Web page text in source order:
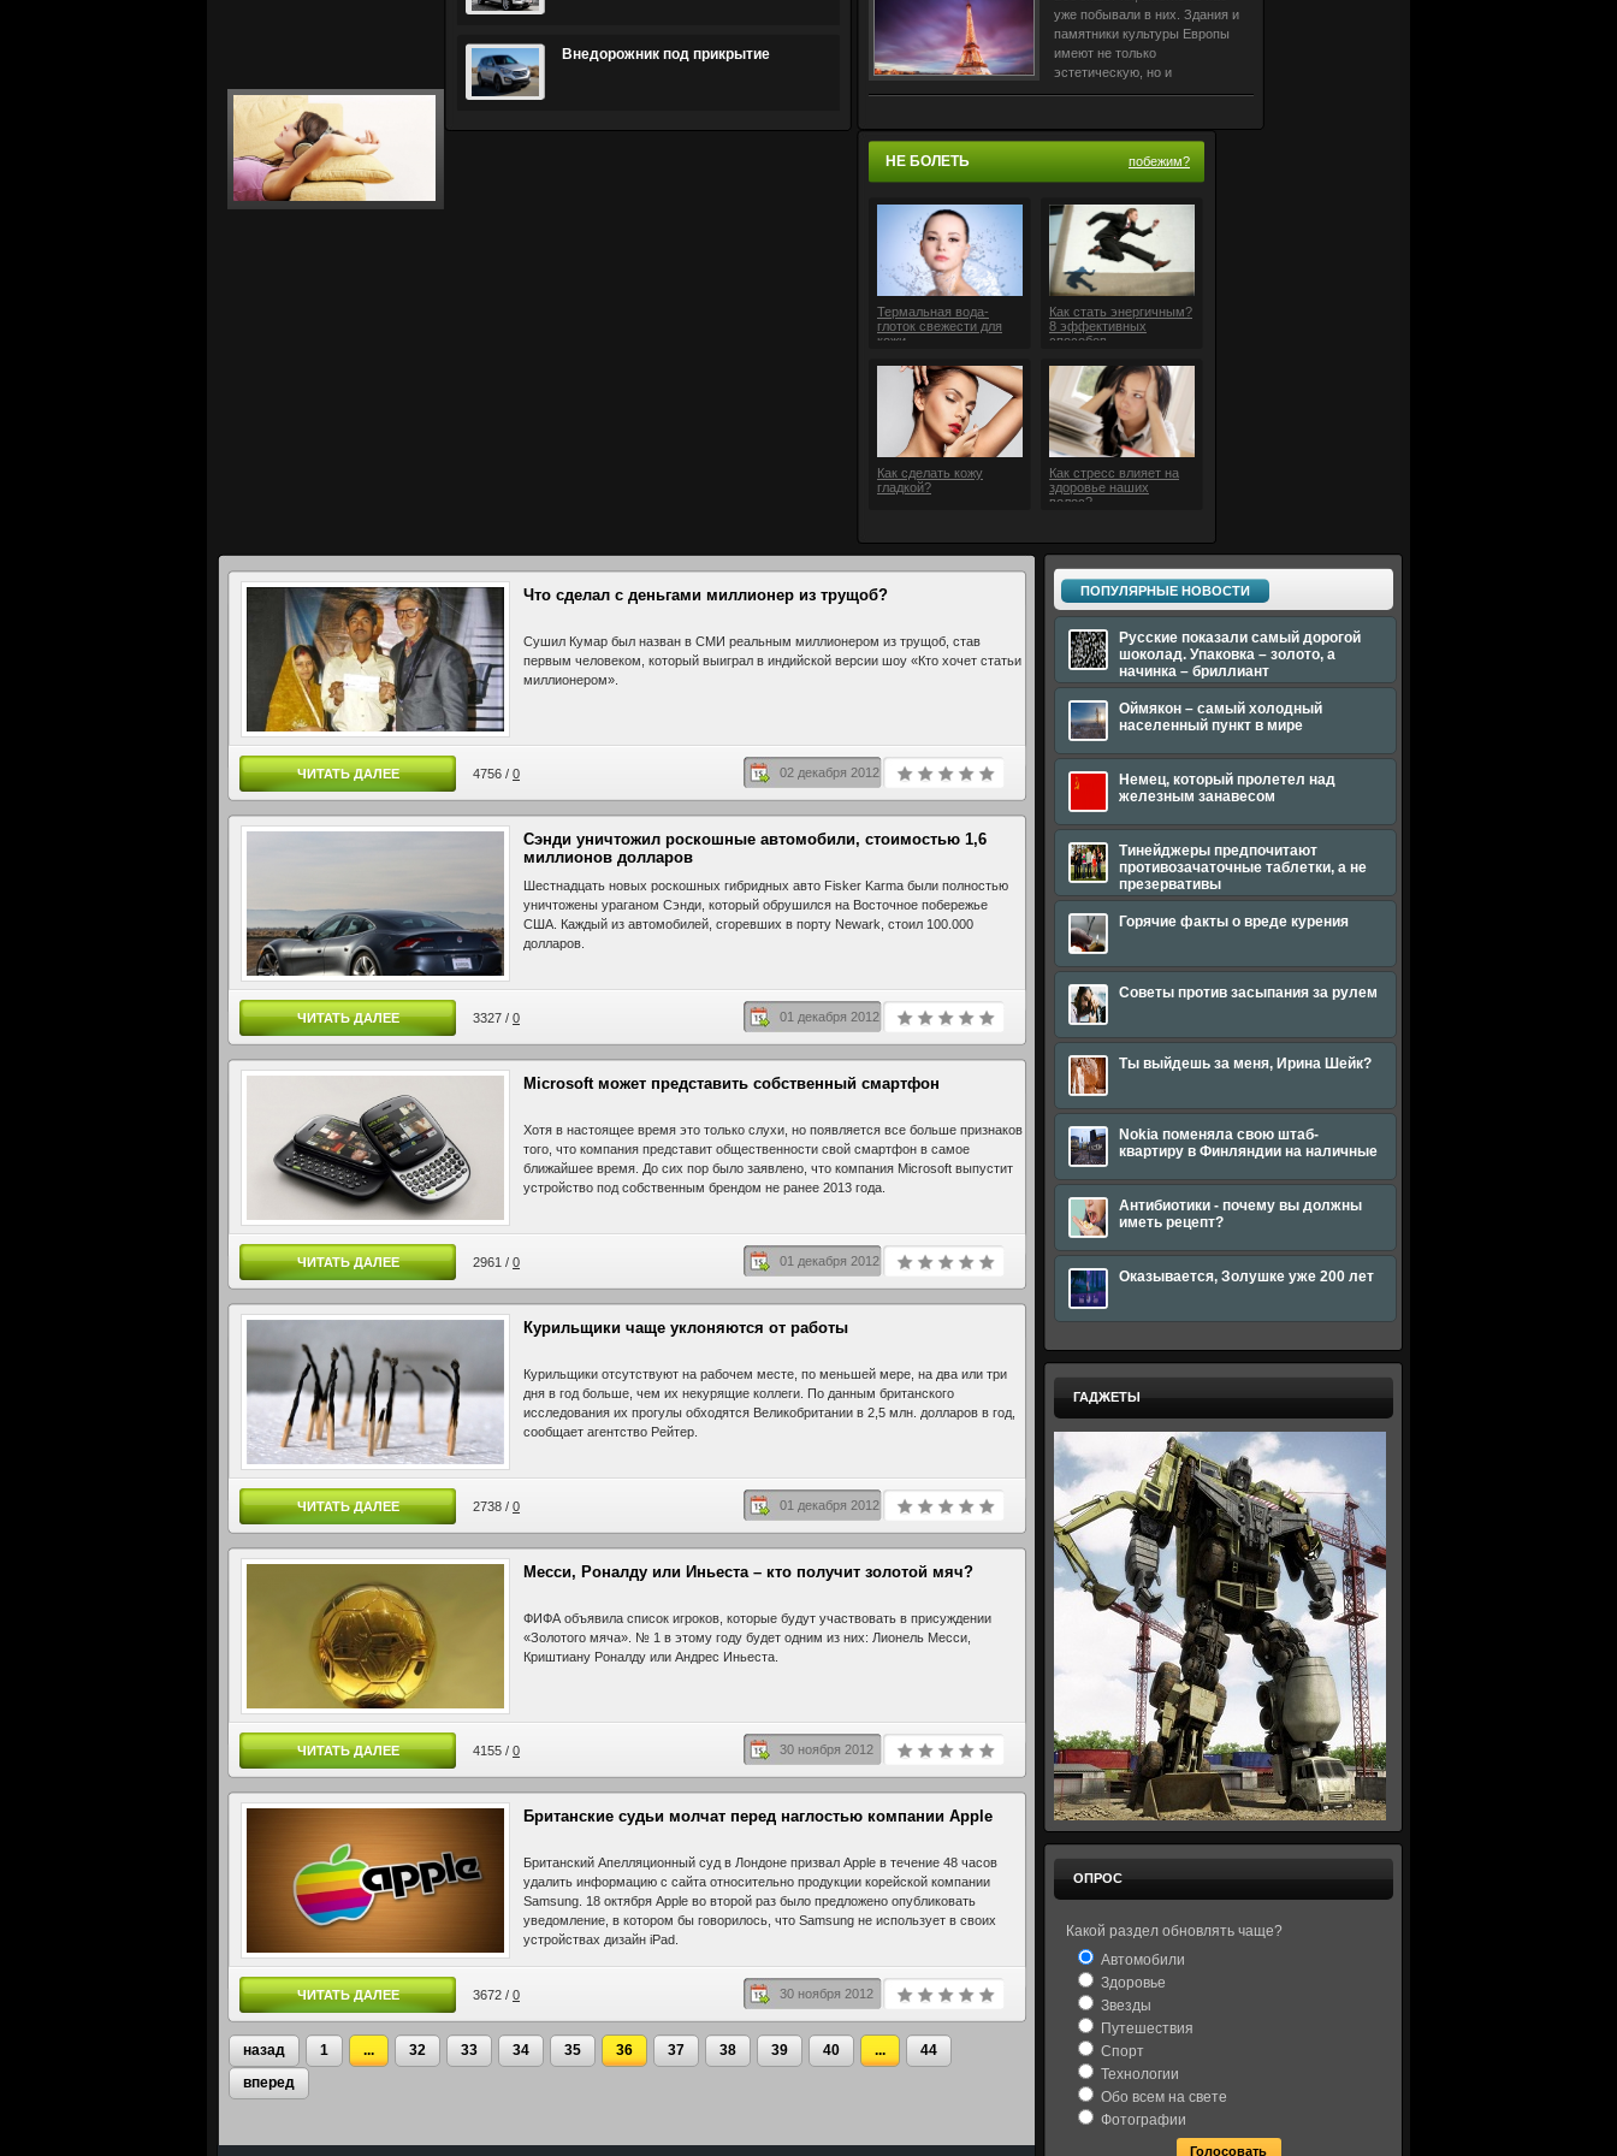
Внедорожник под прикрытие
уже побывали в них. Здания и
памятники культуры Европы
имеют не только
эстетическую, но и
экономическую ценность,
«Handelsblatt». Новое
НЕ БОЛЕТЬ побежим?
Термальная вода-
глоток свежести для
кожи
Как стать энергичным?
8 эффективных
способов
Как сделать кожу
гладкой?
Как стресс влияет на
здоровье наших
волос?
Что сделал с деньгами миллионер из трущоб?
Сушил Кумар был назван в СМИ реальным миллионером из трущоб, став
первым человеком, который выиграл в индийской версии шоу «Кто хочет статьи
миллионером».
ЧИТАТЬ ДАЛЕЕ 4756 / 0 02 декабря 2012
Сэнди уничтожил роскошные автомобили, стоимостью 1,6
миллионов долларов
Шестнадцать новых роскошных гибридных авто Fisker Karma были полностью
уничтожены ураганом Сэнди, который обрушился на Восточное побережье
США. Каждый из автомобилей, сгоревших в порту Newark, стоил 100.000
долларов.
ЧИТАТЬ ДАЛЕЕ 3327 / 0 01 декабря 2012
Microsoft может представить собственный смартфон
Хотя в настоящее время это только слухи, но появляется все больше признаков
того, что компания представит общественности свой смартфон в самое
ближайшее время. До сих пор было заявлено, что компания Microsoft выпустит
устройство под собственным брендом не ранее 2013 года.
ЧИТАТЬ ДАЛЕЕ 2961 / 0 01 декабря 2012
Курильщики чаще уклоняются от работы
Курильщики отсутствуют на рабочем месте, по меньшей мере, на два или три
дня в год больше, чем их некурящие коллеги. По данным британского
исследования их прогулы обходятся Великобритании в 2,5 млн. долларов в год,
сообщает агентство Рейтер.
ЧИТАТЬ ДАЛЕЕ 2738 / 0 01 декабря 2012
Месси, Роналду или Иньеста – кто получит золотой мяч?
ФИФА объявила список игроков, которые будут участвовать в присуждении
«Золотого мяча». № 1 в этому году будет одним из них: Лионель Месси,
Криштиану Роналду или Андрес Иньеста.
ЧИТАТЬ ДАЛЕЕ 4155 / 0 30 ноября 2012
Британские судьи молчат перед наглостью компании Apple
Британский Апелляционный суд в Лондоне призвал Apple в течение 48 часов
удалить информацию с сайта относительно продукции корейской компании
Samsung. 18 октября Apple во второй раз было предложено опубликовать
уведомление, в котором бы говорилось, что Samsung не использует в своих
устройствах дизайн iPad.
ЧИТАТЬ ДАЛЕЕ 3672 / 0 30 ноября 2012
назад 1 ... 32 33 34 35 36 37 38 39 40 ...
44
вперед
ПОПУЛЯРНЫЕ НОВОСТИ
Русские показали самый дорогой
шоколад. Упаковка – золото, а
начинка – бриллиант
Оймякон – самый холодный
населенный пункт в мире
Немец, который пролетел над
железным занавесом
Тинейджеры предпочитают
противозачаточные таблетки, а не
презервативы
Горячие факты о вреде курения
Советы против засыпания за рулем
Ты выйдешь за меня, Ирина Шейк?
Nokia поменяла свою штаб-
квартиру в Финляндии на наличные
Антибиотики - почему вы должны
иметь рецепт?
Оказывается, Золушке уже 200 лет
ГАДЖЕТЫ
ОПРОС
Какой раздел обновлять чаще?
Автомобили
Здоровье
Звезды
Путешествия
Спорт
Технологии
Обо всем на свете
Фотографии